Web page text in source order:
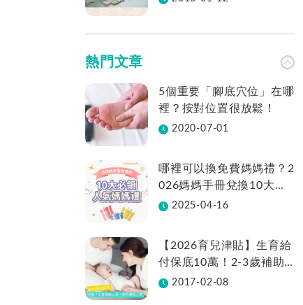
熱門文章
5個重要「腳底穴位」在哪
裡？按對位置很放鬆！
2020-07-01
哪裡可以換免費媽媽禮？2
026媽媽手冊兌換10大品
牌懶人包一次看！
2025-04-16
【2026育兒津貼】生育給
付保底10萬！2-3歲補助
不中斷、全台22縣市補助
2017-02-08